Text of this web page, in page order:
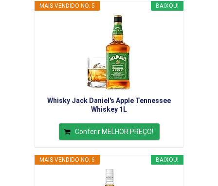
BAIXOU!
MAIS VENDIDO NO. 5
Whisky Jack Daniel's Apple Tennessee
Whiskey 1L
Conferir MELHOR PREÇO!
BAIXOU!
MAIS VENDIDO NO. 6